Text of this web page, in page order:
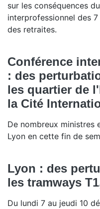
sur les conséquences
interprofessionnel des
des retraites.
Conférence
: des
les quartier de
la Cité
De nombreux ministres
Lyon en cette fin de
Lyon : des
les tramways
Du lundi 7 au jeudi 10